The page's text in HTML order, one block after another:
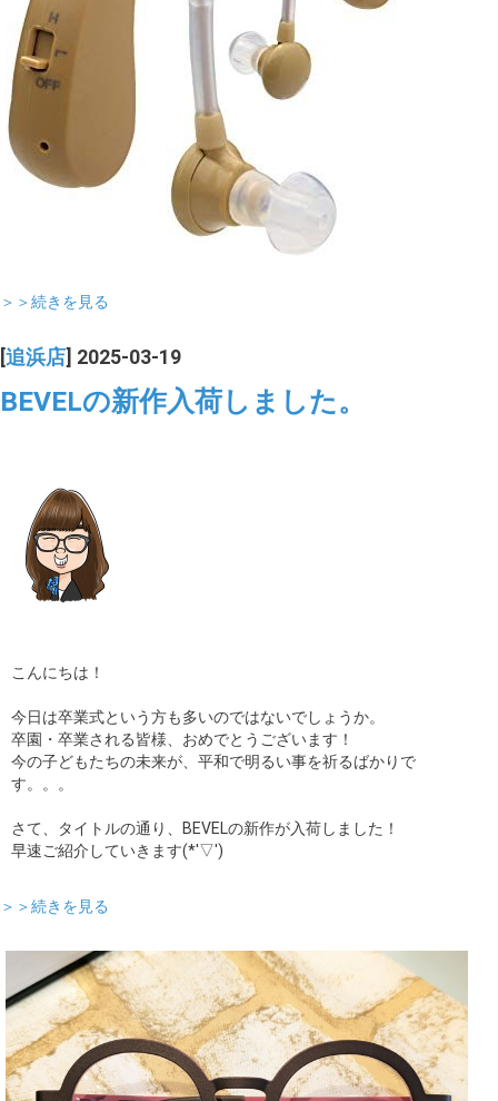
＞＞続きを見る
[追浜店] 2025-03-19
BEVELの新作入荷しました。
こんにちは！
今日は卒業式という方も多いのではないでしょうか。
卒園・卒業される皆様、おめでとうございます！
今の子どもたちの未来が、平和で明るい事を祈るばかりで
す。。。
さて、タイトルの通り、BEVELの新作が入荷しました！
早速ご紹介していきます(*'▽')
＞＞続きを見る